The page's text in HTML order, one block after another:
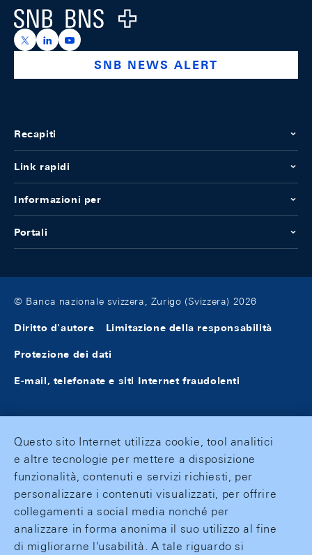
Logo
https://x.com/snb_bns
https://ch.linkedin.com/company/swiss-national-
https://www.youtube.com/@swissnationalbank
SNB NEWS ALERT
Recapiti
Link rapidi
Informazioni per
Portali
© Banca nazionale svizzera, Zurigo (Svizzera) 2026
Diritto d'autore Limitazione della responsabilità
Protezione dei dati
E-mail, telefonate e siti Internet fraudolenti
Questo sito Internet utilizza cookie, tool analitici
e altre tecnologie per mettere a disposizione
funzionalità, contenuti e servizi richiesti, per
personalizzare i contenuti visualizzati, per offrire
collegamenti a social media nonché per
analizzare in forma anonima il suo utilizzo al fine
di migliorarne l'usabilità. A tale riguardo si